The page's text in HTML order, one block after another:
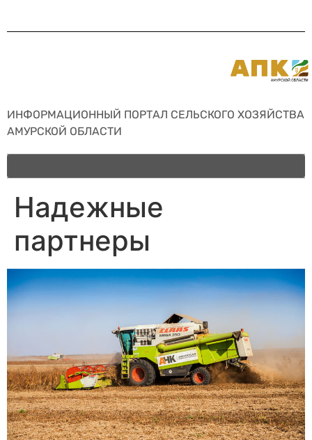
ИНФОРМАЦИОННЫЙ ПОРТАЛ СЕЛЬСКОГО ХОЗЯЙСТВА
АМУРСКОЙ ОБЛАСТИ
Надежные
партнеры